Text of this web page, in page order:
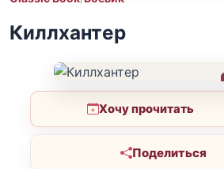
Киллхантер
Хочу прочитать
Поделиться